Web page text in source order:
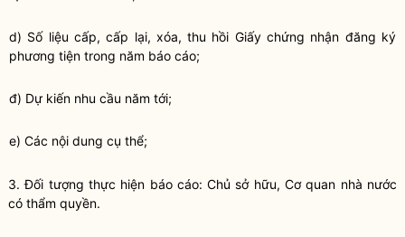
d) Số liệu cấp, cấp lại, xóa, thu hồi Giấy chứng nhận đăng ký
phương tiện trong năm báo cáo;
đ) Dự kiến nhu cầu năm tới;
e) Các nội dung cụ thể;
3. Đối tượng thực hiện báo cáo: Chủ sở hữu, Cơ quan nhà nước
có thẩm quyền.